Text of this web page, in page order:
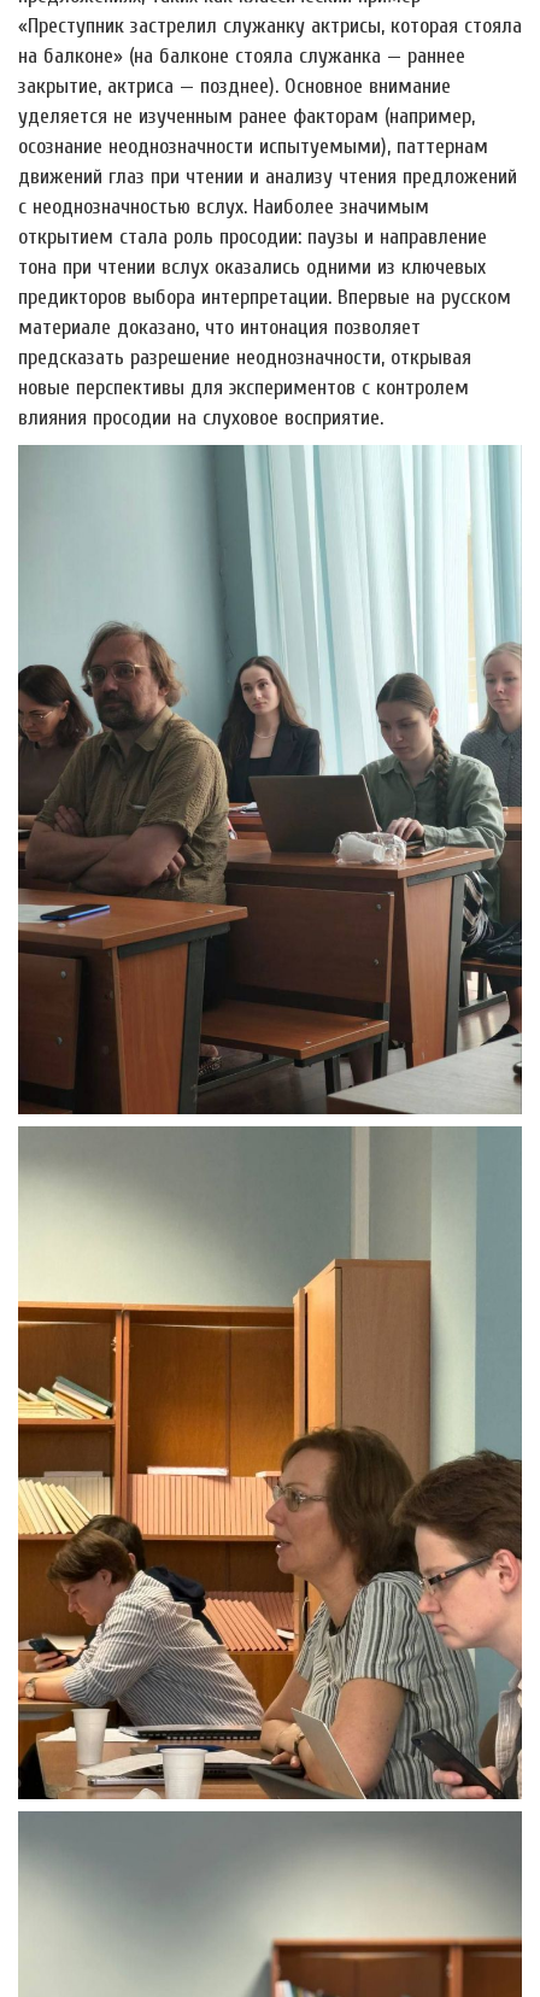
«Преступник застрелил служанку актрисы, которая стояла
на балконе» (на балконе стояла служанка — раннее
закрытие, актриса — позднее). Основное внимание
уделяется не изученным ранее факторам (например,
осознание неоднозначности испытуемыми), паттернам
движений глаз при чтении и анализу чтения предложений
с неоднозначностью вслух. Наиболее значимым
открытием стала роль просодии: паузы и направление
тона при чтении вслух оказались одними из ключевых
предикторов выбора интерпретации. Впервые на русском
материале доказано, что интонация позволяет
предсказать разрешение неоднозначности, открывая
новые перспективы для экспериментов с контролем
влияния просодии на слуховое восприятие.